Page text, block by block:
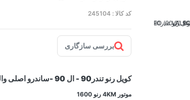
کد کالا : 245104
بررسی سازگاری
کویل رنو تندر90 - ال 90 -ساندرو اصلی والئو فرانسه مناسب :
موتور 4KM رنو 1600